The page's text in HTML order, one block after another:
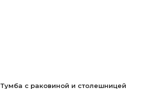
Тумба с раковиной и столешницей